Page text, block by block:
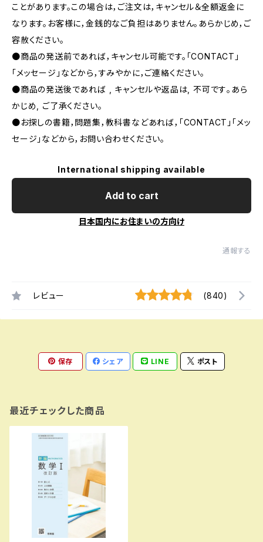
ことがあります。この場合は，ご注文は，キャンセル＆全額返金に
なります。お客様に，金銭的なご負担はありません。あらかじめ，ご
容赦ください。
●商品の発送前であれば，キャンセル可能です。「CONTACT」
「メッセージ」などから，すみやかに，ご連絡ください。
●商品の発送後であれば , キャンセルや返品は, 不可です｡あら
かじめ, ご了承ください｡
●お探しの書籍，問題集，教科書などあれば，「CONTACT」「メッ
セージ」などから，お問い合わせください。
International shipping available
Add to cart
日本国内にお住まいの方向け
通報する
レビュー (840)
保存 シェア LINE ポスト
最近チェックした商品